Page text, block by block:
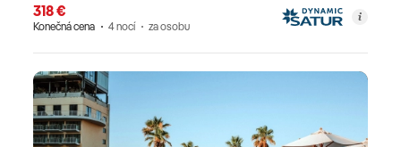
318 €
Konečná cena 4 nocí za osobu